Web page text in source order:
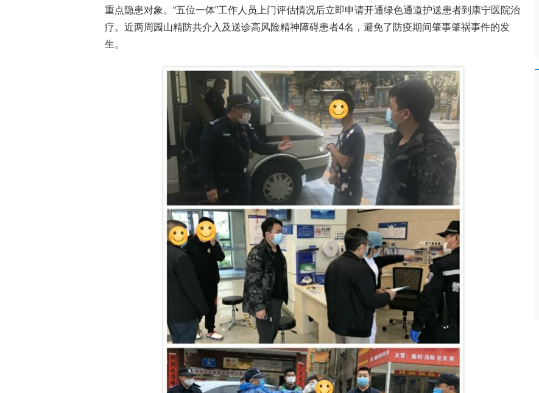
重点隐患对象。“五位一体”工作人员上门评估情况后立即申请开通绿色通道护送患者到康宁医院治
疗。近两周园山精防共介入及送诊高风险精神障碍患者4名，避免了防疫期间肇事肇祸事件的发
生。